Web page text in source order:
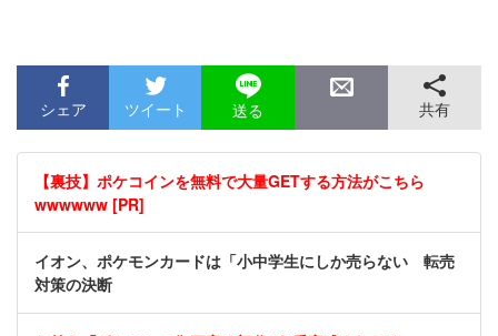
シェア ツイート 送る 共有
【裏技】ポケコインを無料で大量GETする方法がこちら
wwwwww [PR]
イオン、ポケモンカードは「小中学生にしか売らない 転売
対策の決断